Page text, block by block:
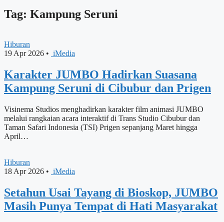
Tag: Kampung Seruni
Hiburan
19 Apr 2026 • iMedia
Karakter JUMBO Hadirkan Suasana
Kampung Seruni di Cibubur dan Prigen
Visinema Studios menghadirkan karakter film animasi JUMBO
melalui rangkaian acara interaktif di Trans Studio Cibubur dan
Taman Safari Indonesia (TSI) Prigen sepanjang Maret hingga
April…
Hiburan
18 Apr 2026 • iMedia
Setahun Usai Tayang di Bioskop, JUMBO
Masih Punya Tempat di Hati Masyarakat